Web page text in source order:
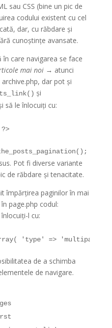
sau CSS (bine un pic de
codului existent cu cel
dar, cu răbdare și
cunoștințe avansate.
care navigarea se face
mai noi → atunci
dar pot și
și
să le înlocuiți cu:
Pot fi diverse variante
de răbdare și tenacitate.
împărțirea paginilor în mai
page.php codul:
l cu:
array( 'type' => 'multipart'
de a schimba
de navigare.